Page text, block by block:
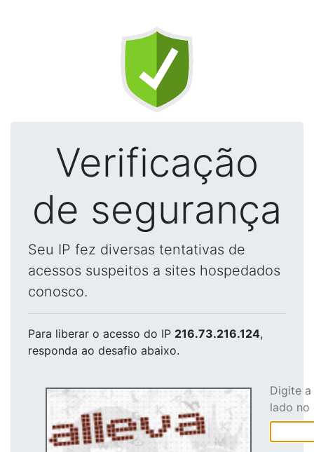
Verificação
de segurança
Seu IP fez diversas tentativas de
acessos suspeitos a sites hospedados
conosco.
Para liberar o acesso do IP 216.73.216.124,
responda ao desafio abaixo.
Digite
lado no